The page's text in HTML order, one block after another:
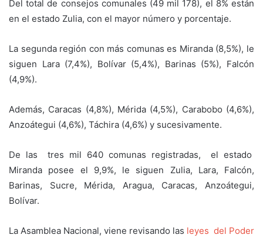
Del total de consejos comunales (49 mil 178), el 8% están
en el estado Zulia, con el mayor número y porcentaje.
La segunda región con más comunas es Miranda (8,5%), le
siguen Lara (7,4%), Bolívar (5,4%), Barinas (5%), Falcón
(4,9%).
Además, Caracas (4,8%), Mérida (4,5%), Carabobo (4,6%),
Anzoátegui (4,6%), Táchira (4,6%) y sucesivamente.
De las tres mil 640 comunas registradas, el estado
Miranda posee el 9,9%, le siguen Zulia, Lara, Falcón,
Barinas, Sucre, Mérida, Aragua, Caracas, Anzoátegui,
Bolívar.
La Asamblea Nacional, viene revisando las leyes del Poder